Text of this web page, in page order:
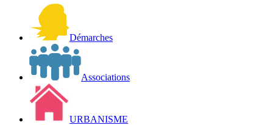
Démarches
Associations
URBANISME